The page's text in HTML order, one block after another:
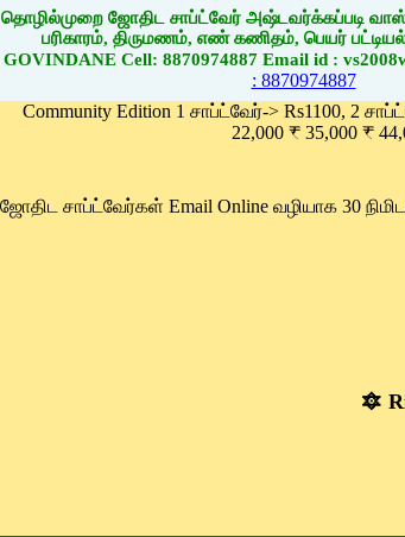
தொழில்முறை ஜோதிட சாப்ட்வேர் அஷ்டவர்க்கப்படி
பரிகாரம், திருமணம், எண் கணிதம், பெயர்
GOVINDANE Cell: 8870974887 Email id :
: 8870974887
Community Edition 1 சாப்ட்வேர்-> Rs1100, 2
22,000 ₹ 35,000 ₹
ஜோதிட சாப்ட்வேர்கள் Email Online வழியாக 30
🔯